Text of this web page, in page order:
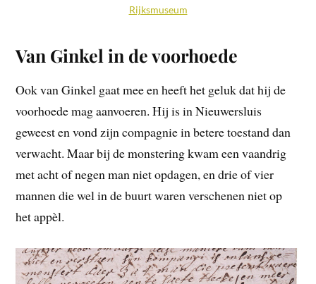
Rijksmuseum
Van Ginkel in de voorhoede
Ook van Ginkel gaat mee en heeft het geluk dat hij de
voorhoede mag aanvoeren. Hij is in Nieuwersluis
geweest en vond zijn compagnie in betere toestand dan
verwacht. Maar bij de monstering kwam een vaandrig
met acht of negen man niet opdagen, en drie of vier
mannen die wel in de buurt waren verschenen niet op
het appèl.